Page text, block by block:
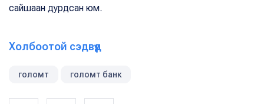
сайшаан дурдсан юм.
Холбоотой сэдвүүд
голомт голомт банк